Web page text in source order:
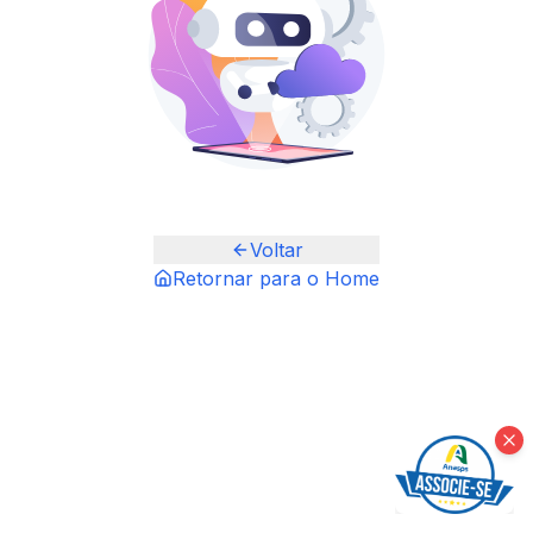
Voltar
Retornar para o Home